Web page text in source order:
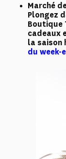
Marché
Plongez
Boutique
cadeaux
la saison
du week-